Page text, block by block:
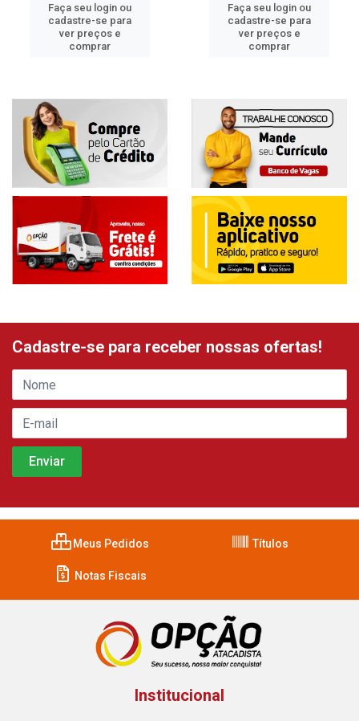
Faça seu login ou
cadastre-se para
ver preços e
comprar
Faça seu login ou
cadastre-se para
ver preços e
comprar
Cadastre-se para receber nossas ofertas!
Meus Pedidos Títulos
Notas Fiscais
Institucional